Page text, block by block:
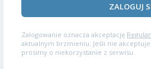
ZALOGUJ
Zalogowanie oznacza akceptację
aktualnym brzmieniu. Jeśli nie
prosimy o niekorzystanie z serwisu.